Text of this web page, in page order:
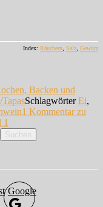
Index: Räuchern Salz Gewürz
Backen und
SchlagwörterEi,
1 Kommentarzu
1
Suchen
Google